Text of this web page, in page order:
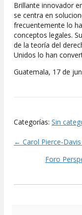
Brillante innovador
se centra en
frecuentemente lo
conceptos legales.
de la teoría del
Unidos lo han
Guatemala, 17 de
Categorías: Sin
Posts
← Carol Pierce-
Foro